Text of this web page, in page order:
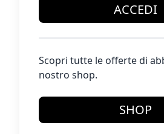
ACCEDI
Scopri tutte le offerte di
nostro shop.
SHOP